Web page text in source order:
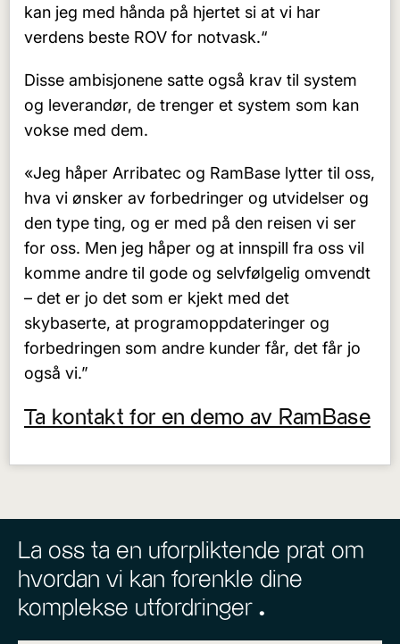
kan jeg med hånda på hjertet si at vi har
verdens beste ROV for notvask.“
Disse ambisjonene satte også krav til system
og leverandør, de trenger et system som kan
vokse med dem.
«Jeg håper Arribatec og RamBase lytter til oss,
hva vi ønsker av forbedringer og utvidelser og
den type ting, og er med på den reisen vi ser
for oss. Men jeg håper og at innspill fra oss vil
komme andre til gode og selvfølgelig omvendt
– det er jo det som er kjekt med det
skybaserte, at programoppdateringer og
forbedringen som andre kunder får, det får jo
også vi.”
Ta kontakt for en demo av RamBase
La oss ta en uforpliktende prat om
hvordan vi kan forenkle dine
komplekse utfordringer ^